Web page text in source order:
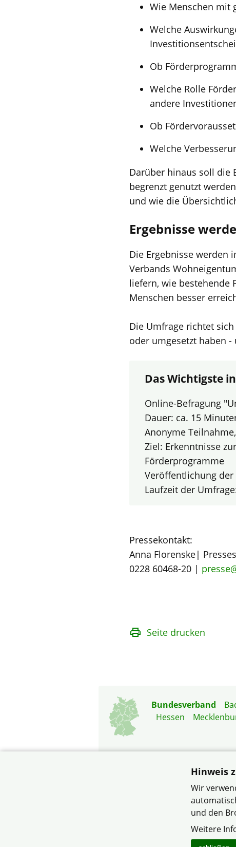
Wie Menschen mit
Welche
Ob
Welche Rolle
andere
Ob
Welche
Darüber hinaus soll die
begrenzt genutzt
und wie die
Ergebnisse
Die Ergebnisse werden
Verbands
liefern, wie bestehende
Menschen besser
Die Umfrage richtet
oder umgesetzt haben
Das Wichtigste
Online-Befragung
Dauer: ca. 15
Anonyme
Ziel: Erkenntnisse
Förderprogramme
Veröffentlichung der
Laufzeit der
Pressekontakt:
Anna Florenske|
0228 60468-20 |
Seite drucken
Bundesverband
Hessen
© Verband
Hinweis
Wir
und den
Weitere